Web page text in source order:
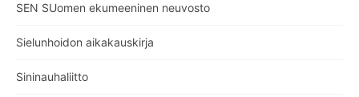
SEN SUomen ekumeeninen neuvosto
Sielunhoidon aikakauskirja
Sininauhaliitto